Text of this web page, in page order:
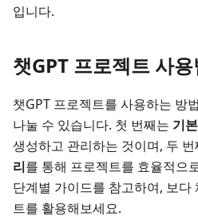
입니다.
챗GPT 프로젝트 사용
챗GPT 프로젝트를 사용하는 방
나눌 수 있습니다. 첫 번째는 기
생성하고 관리하는 것이며, 두 번
리를 통해 프로젝트를 효율적으
단계별 가이드를 참고하여, 보다
트를 활용해보세요.